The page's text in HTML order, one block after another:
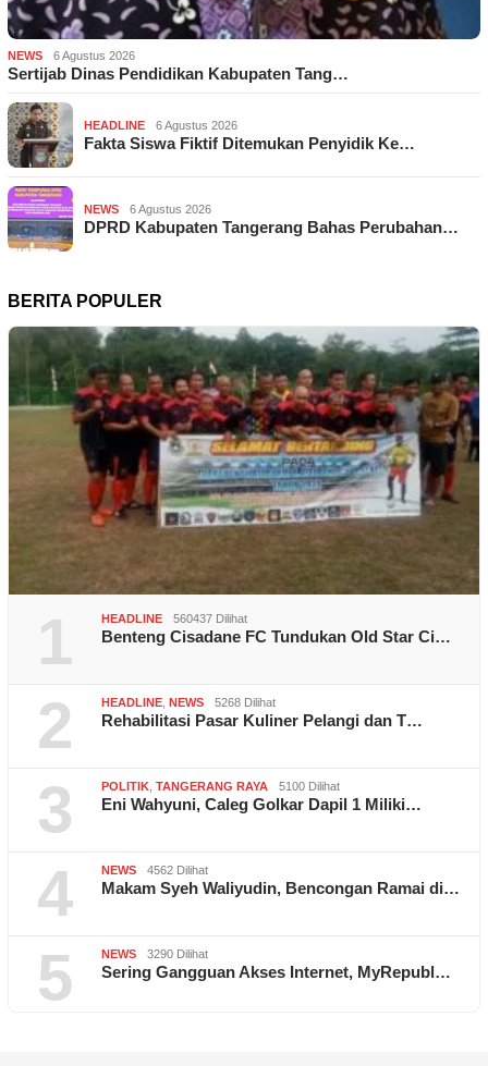
NEWS 6 Agustus 2026
Sertijab Dinas Pendidikan Kabupaten Tang…
HEADLINE 6 Agustus 2026
Fakta Siswa Fiktif Ditemukan Penyidik Ke…
NEWS 6 Agustus 2026
DPRD Kabupaten Tangerang Bahas Perubahan…
BERITA POPULER
1 HEADLINE 560437 Dilihat
Benteng Cisadane FC Tundukan Old Star Ci…
2 HEADLINE NEWS 5268 Dilihat
Rehabilitasi Pasar Kuliner Pelangi dan T…
3 POLITIK TANGERANG RAYA 5100 Dilihat
Eni Wahyuni, Caleg Golkar Dapil 1 Miliki…
4 NEWS 4562 Dilihat
Makam Syeh Waliyudin, Bencongan Ramai di…
5 NEWS 3290 Dilihat
Sering Gangguan Akses Internet, MyRepubl…